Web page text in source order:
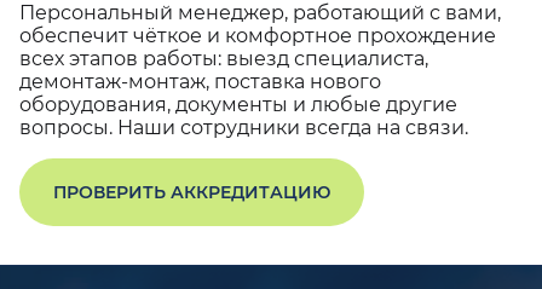
Персональный менеджер, работающий с вами,
обеспечит чёткое и комфортное прохождение
всех этапов работы: выезд специалиста,
демонтаж-монтаж, поставка нового
оборудования, документы и любые другие
вопросы. Наши сотрудники всегда на связи.
ПРОВЕРИТЬ АККРЕДИТАЦИЮ